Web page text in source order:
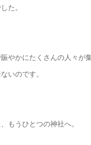
た。
やかにたくさんの人々が
いのです。
もうひとつの神社へ。